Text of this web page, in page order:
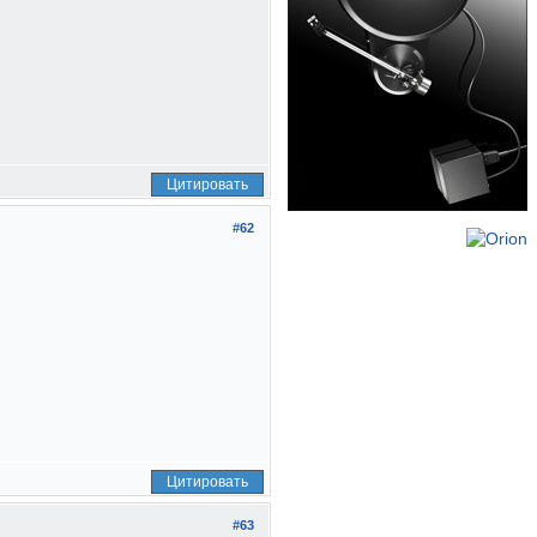
Цитировать
#62
Цитировать
#63